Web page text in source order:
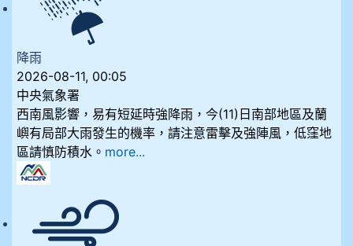
降雨
2026-08-11, 00:05
中央氣象署
西南風影響，易有短延時強降雨，今(11)日南部地區及蘭
嶼有局部大雨發生的機率，請注意雷擊及強陣風，低窪地
區請慎防積水。 more...